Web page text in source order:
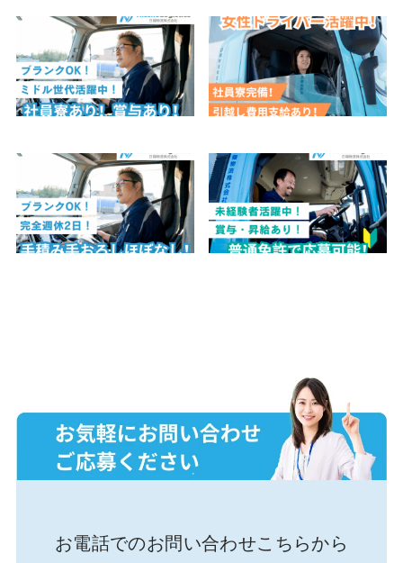
お電話でのお問い合わせこちらから